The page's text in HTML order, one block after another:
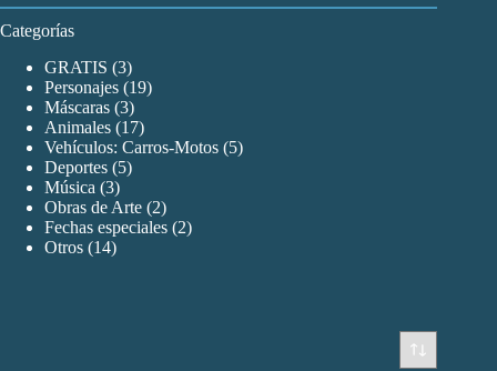
Categorías
GRATIS 33
productos
Personajes 1919
Máscaras 33
productos
Animales 1717
productos
Vehículos: Carros-Motos 55
Deportes 55
Música 33
productos
Obras de Arte 22
productos
Fechas especiales 22
Otros 1414